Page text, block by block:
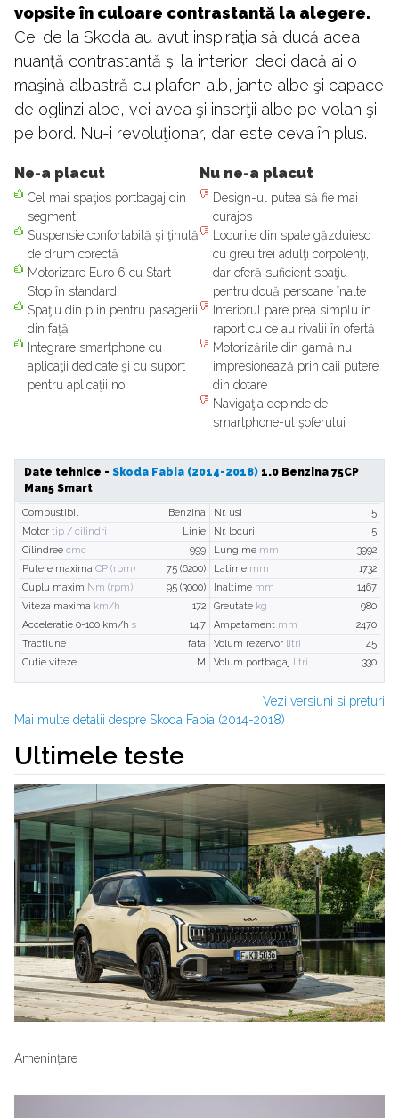
vopsite în culoare contrastantă la alegere.
Cei de la Skoda au avut inspiraţia să ducă acea
nuanţă contrastantă şi la interior, deci dacă ai o
maşină albastră cu plafon alb, jante albe şi capace
de oglinzi albe, vei avea şi inserţii albe pe volan şi
pe bord. Nu-i revoluţionar, dar este ceva în plus.
Ne-a placut
Cel mai spaţios portbagaj din
segment
Suspensie confortabilă şi ţinută
de drum corectă
Motorizare Euro 6 cu Start-
Stop în standard
Spaţiu din plin pentru pasagerii
din faţă
Integrare smartphone cu
aplicaţii dedicate şi cu suport
pentru aplicaţii noi
Nu ne-a placut
Design-ul putea să fie mai
curajos
Locurile din spate găzduiesc
cu greu trei adulţi corpolenţi,
dar oferă suficient spaţiu
pentru două persoane înalte
Interiorul pare prea simplu în
raport cu ce au rivalii în ofertă
Motorizările din gamă nu
impresionează prin caii putere
din dotare
Navigaţia depinde de
smartphone-ul şoferului
Date tehnice - Skoda Fabia (2014-2018) 1.0 Benzina 75CP
Man5 Smart
Combustibil Benzina Nr. usi
5
Motor tip / cilindri Linie Nr. locuri
5
Cilindree cmc 999 Lungime mm
3992
Putere maxima CP (rpm) 75 (6200) Latime mm
1732
Cuplu maxim Nm (rpm) 95 (3000) Inaltime mm
1467
Viteza maxima km/h 172 Greutate kg
980
Acceleratie 0-100 km/h s 14.7 Ampatament mm
2470
Tractiune
fata Volum rezervor litri
45
Cutie viteze
M Volum portbagaj litri 330
Vezi versiuni si preturi
Mai multe detalii despre Skoda Fabia (2014-2018)
Ultimele teste
Amenințare